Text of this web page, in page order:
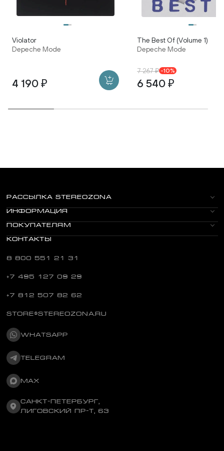
Depeche Mode
Violator
4 190 ₽
Depeche Mode
The Best Of (Volume 1)
7 267 ₽ -10%
6 540 ₽
РАССЫЛКА STEREOZONA
ИНФОРМАЦИЯ
ПОКУПАТЕЛЯМ
КОНТАКТЫ
8 800 551 21 31
+7 495 127 09 29
+7 812 507 82 62
STORE@STEREOZONA.RU
WHATSAPP
TELEGRAM
MAX
САНКТ-ПЕТЕРБУРГ,
ЛИГОВСКИЙ ПР-Т, 63